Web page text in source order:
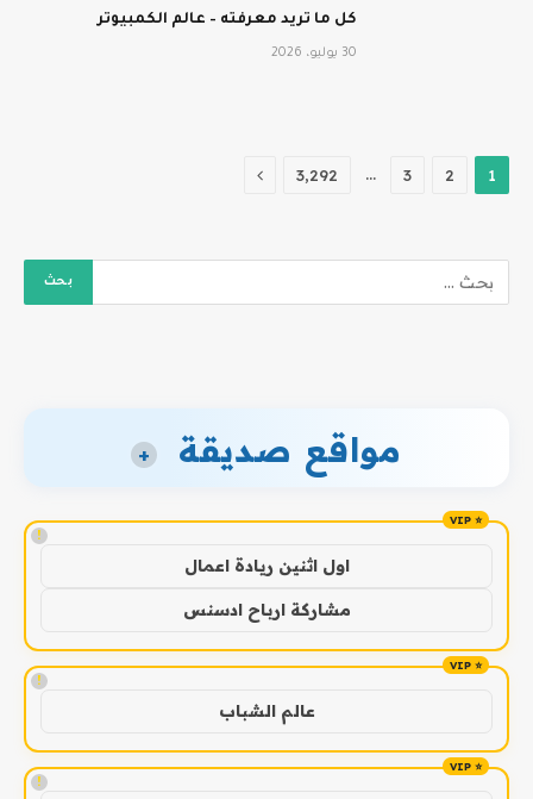
كل ما تريد معرفته – عالم الكمبيوتر
30 يوليو، 2026
1
2
3
… 3٬292 التالي
مواقع صديقة +
!
اول اثنين ريادة اعمال
مشاركة ارباح ادسنس
!
عالم الشباب
!